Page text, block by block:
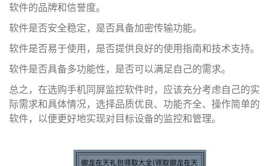
软件的品牌和信誉度。
软件是否安全稳定，是否具备加密传输功能。
软件是否易于使用，是否提供良好的使用指南和技术支持。
软件是否具备多功能性，是否可以满足自己的需求。
总之，在选购手机同屏监控软件时，应该充分考虑自己的实
际需求和具体情况，选择品质优良、功能齐全、操作简单的
软件，以便更好地实现对目标设备的监控和管理。